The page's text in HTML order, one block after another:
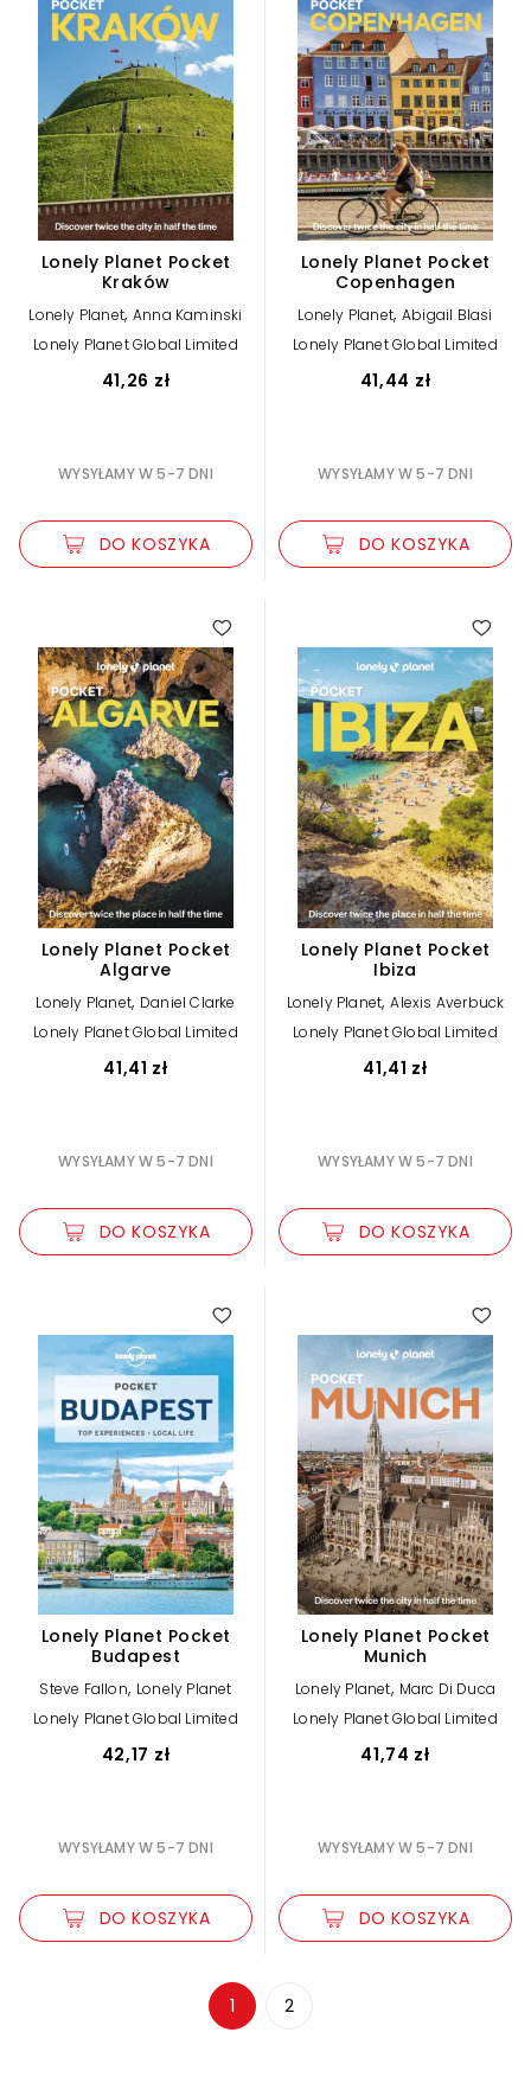
Lonely Planet Pocket
Kraków
Lonely Planet,Anna Kaminski
Lonely Planet Global Limited
41,26 zł
WYSYŁAMY W 5-7 DNI
DO KOSZYKA
Lonely Planet Pocket
Copenhagen
Lonely Planet,Abigail Blasi
Lonely Planet Global Limited
41,44 zł
WYSYŁAMY W 5-7 DNI
DO KOSZYKA
Lonely Planet Pocket
Algarve
Lonely Planet, Daniel Clarke
Lonely Planet Global Limited
41,41 zł
WYSYŁAMY W 5-7 DNI
DO KOSZYKA
Lonely Planet Pocket
Ibiza
Lonely Planet,Alexis Averbuck
Lonely Planet Global Limited
41,41 zł
WYSYŁAMY W 5-7 DNI
DO KOSZYKA
Lonely Planet Pocket
Budapest
Steve Fallon, Lonely Planet
Lonely Planet Global Limited
42,17 zł
WYSYŁAMY W 5-7 DNI
DO KOSZYKA
Lonely Planet Pocket
Munich
Lonely Planet, Marc Di Duca
Lonely Planet Global Limited
41,74 zł
WYSYŁAMY W 5-7 DNI
DO KOSZYKA
1 2
Zmniejsz rozmiar czcionki